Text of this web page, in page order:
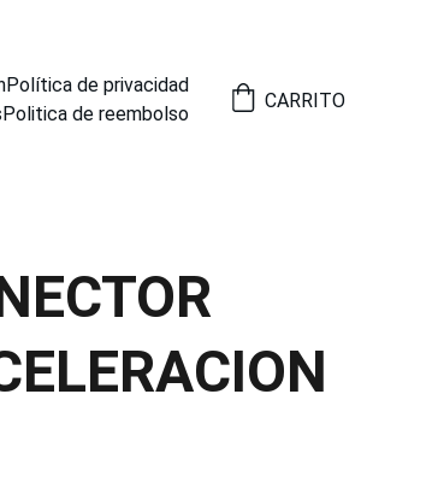
Política de privacidad
Politica de reembolso
CARRITO